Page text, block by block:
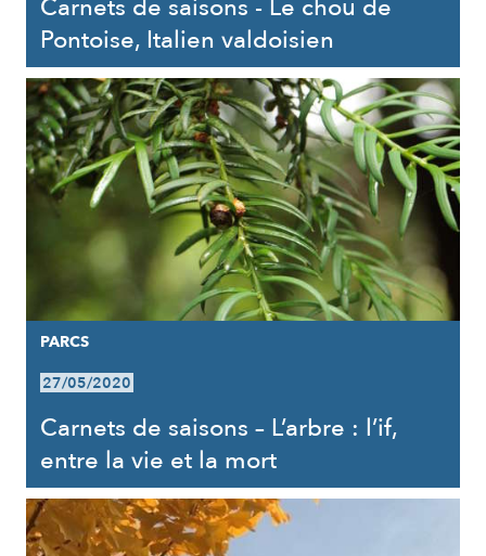
Carnets de saisons - Le chou de
Pontoise, Italien valdoisien
PARCS
27/05/2020
Carnets de saisons – L’arbre : l’if,
entre la vie et la mort